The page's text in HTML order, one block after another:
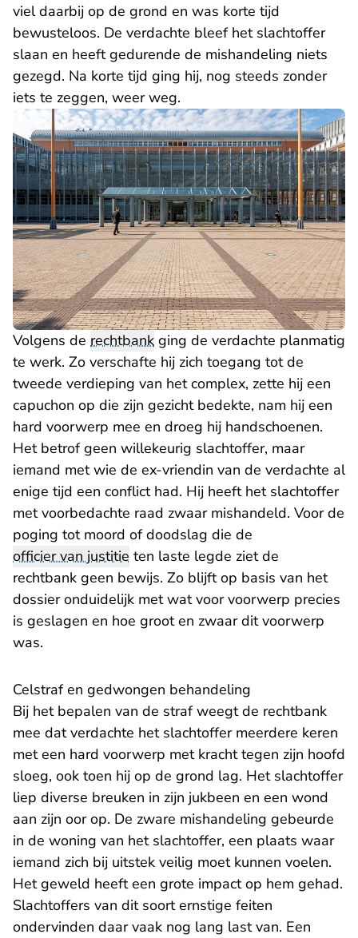
viel daarbij op de grond en was korte tijd
bewusteloos. De verdachte bleef het slachtoffer
slaan en heeft gedurende de mishandeling niets
gezegd. Na korte tijd ging hij, nog steeds zonder
iets te zeggen, weer weg.
Volgens de rechtbank ging de verdachte planmatig
te werk. Zo verschafte hij zich toegang tot de
tweede verdieping van het complex, zette hij een
capuchon op die zijn gezicht bedekte, nam hij een
hard voorwerp mee en droeg hij handschoenen.
Het betrof geen willekeurig slachtoffer, maar
iemand met wie de ex-vriendin van de verdachte al
enige tijd een conflict had. Hij heeft het slachtoffer
met voorbedachte raad zwaar mishandeld. Voor de
poging tot moord of doodslag die de
officier van justitie ten laste legde ziet de
rechtbank geen bewijs. Zo blijft op basis van het
dossier onduidelijk met wat voor voorwerp precies
is geslagen en hoe groot en zwaar dit voorwerp
was.
Celstraf en gedwongen behandeling
Bij het bepalen van de straf weegt de rechtbank
mee dat verdachte het slachtoffer meerdere keren
met een hard voorwerp met kracht tegen zijn hoofd
sloeg, ook toen hij op de grond lag. Het slachtoffer
liep diverse breuken in zijn jukbeen en een wond
aan zijn oor op. De zware mishandeling gebeurde
in de woning van het slachtoffer, een plaats waar
iemand zich bij uitstek veilig moet kunnen voelen.
Het geweld heeft een grote impact op hem gehad.
Slachtoffers van dit soort ernstige feiten
ondervinden daar vaak nog lang last van. Een